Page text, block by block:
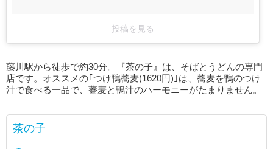
投稿を見る
藤川駅から徒歩で約30分。『茶の子』は、そばとうどんの専門
店です。オススメの｢つけ鴨蕎麦(1620円)｣は、蕎麦を鴨のつけ
汁で食べる一品で、蕎麦と鴨汁のハーモニーがたまりません。
茶の子